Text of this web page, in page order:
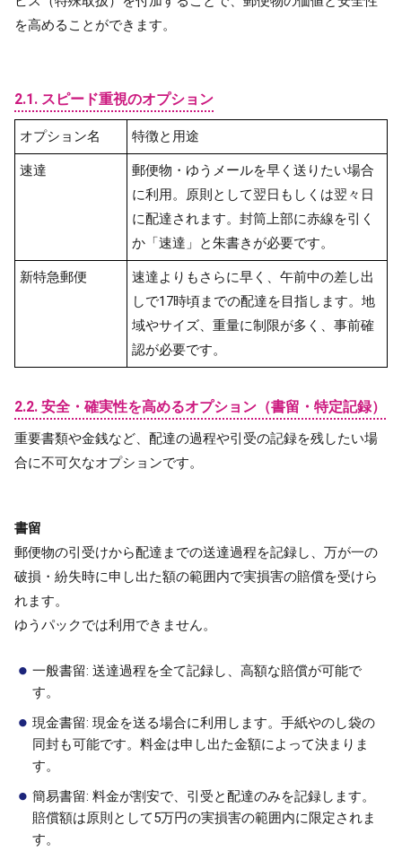
を高めることができます。
2.1. スピード重視のオプション
オプション名 特徴と用途
速達
郵便物・ゆうメールを早く送りたい場合
に利用。原則として翌日もしくは翌々日
に配達されます。封筒上部に赤線を引く
か「速達」と朱書きが必要です。
新特急郵便
速達よりもさらに早く、午前中の差し出
しで17時頃までの配達を目指します。地
域やサイズ、重量に制限が多く、事前確
認が必要です。
2.2. 安全・確実性を高めるオプション（書留・特定記録）
重要書類や金銭など、配達の過程や引受の記録を残したい場
合に不可欠なオプションです。
書留
郵便物の引受けから配達までの送達過程を記録し、万が一の
破損・紛失時に申し出た額の範囲内で実損害の賠償を受けら
れます。
ゆうパックでは利用できません。
一般書留: 送達過程を全て記録し、高額な賠償が可能で
す。
現金書留: 現金を送る場合に利用します。手紙やのし袋の
同封も可能です。料金は申し出た金額によって決まりま
す。
簡易書留: 料金が割安で、引受と配達のみを記録します。
賠償額は原則として5万円の実損害の範囲内に限定されま
す。